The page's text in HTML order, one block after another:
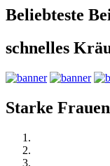
Beliebteste
schnelles
Starke Frauen